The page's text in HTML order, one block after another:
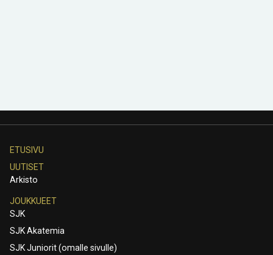
ETUSIVU
UUTISET
Arkisto
JOUKKUEET
SJK
SJK Akatemia
SJK Juniorit (omalle sivulle)